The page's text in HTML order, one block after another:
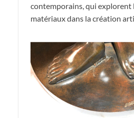
contemporains, qui explorent
matériaux dans la création